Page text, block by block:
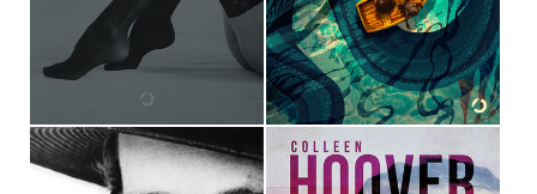
OPRAWA MIĘKKA ZE SKRZYDEŁKAMI
39,90 ZŁ
OPRAWA MIĘKKA ZE SKRZYDEŁKAMI
39,90 ZŁ